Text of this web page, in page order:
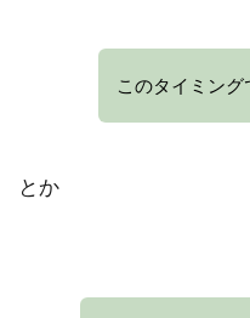
このタイミング
とか